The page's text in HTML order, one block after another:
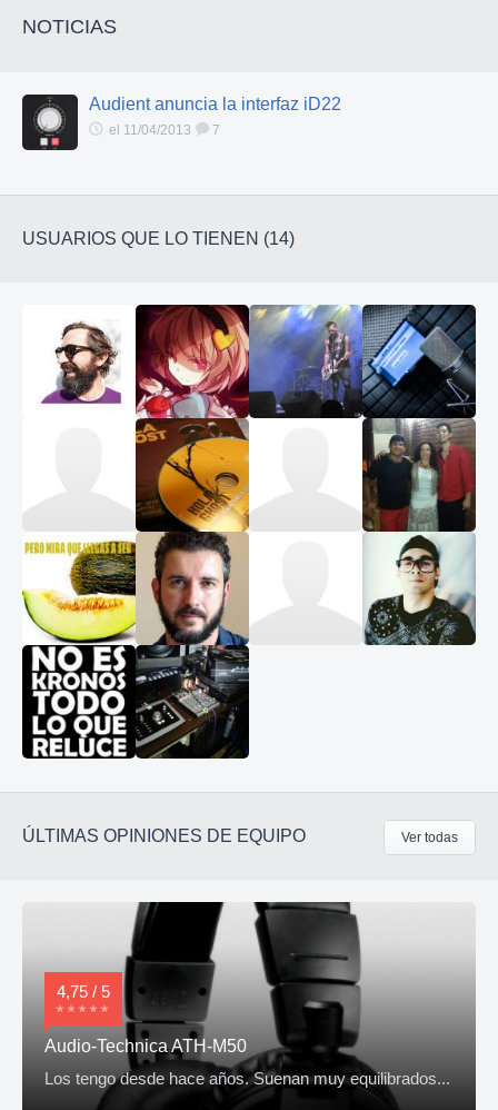
NOTICIAS
Audient anuncia la interfaz iD22
el 11/04/2013 7
USUARIOS QUE LO TIENEN (14)
ÚLTIMAS OPINIONES DE EQUIPO Ver todas
4,75 / 5
Audio-Technica ATH-M50
Los tengo desde hace años. Suenan muy equilibrados...